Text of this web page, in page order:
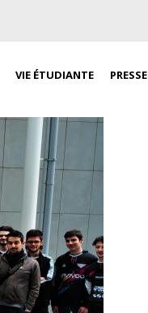
VIE ÉTUDIANTE PRESSE